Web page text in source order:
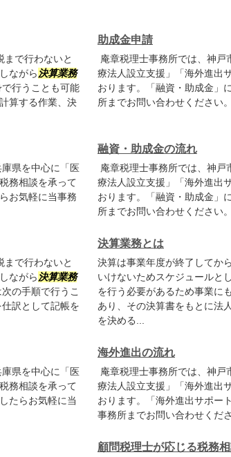
で行わないと
ながら 決算業務
行うことも可能
算する作業、決
助成金申請
庵章税理士事務所では、神
療法人設立支援」「海外進出
おります。「融資・助成金」
所までお問い合わせください。
県を中心に「医
務相談を承って
お気軽に当事務
融資・助成金の流れ
庵章税理士事務所では、神
療法人設立支援」「海外進出
おります。「融資・助成金」
所までお問い合わせください。
で行わないと
ながら 決算業務
の手順で行うこ
訳として記帳を
決算業務とは
決算は事業年度が終了してか
いけないためスケジュールと
を行う必要があるため事業に
あり、その決算書をもとに法
を決める...
県を中心に「医
務相談を承って
たらお気軽に当
海外進出の流れ
庵章税理士事務所では、神
療法人設立支援」「海外進出
おります。「海外進出サポー
事務所までお問い合わせくださ
顧問税理士が応じる税務